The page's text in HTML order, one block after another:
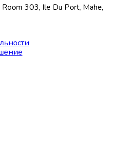
303, Ile Du Port, Mahe,